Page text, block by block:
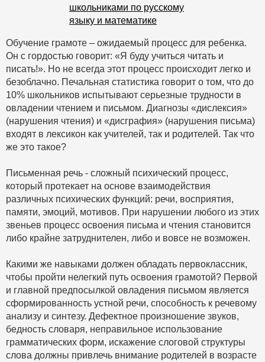
Обучение грамоте – ожидаемый процесс для ребенка.
Он с гордостью говорит: «Я буду учиться читать и
писать!». Но не всегда этот процесс происходит легко и
безоблачно. Печальная статистика говорит о том, что до
10% школьников испытывают серьезные трудности в
овладении чтением и письмом. Диагнозы «дислексия»
(нарушения чтения) и «дисграфия» (нарушения письма)
входят в лексикон как учителей, так и родителей. Так что
же это такое?
Письменная речь - сложный психический процесс,
который протекает на основе взаимодействия
различных психических функций: речи, восприятия,
памяти, эмоций, мотивов. При нарушении любого из этих
звеньев процесс освоения письма и чтения становится
либо крайне затруднителен, либо и вовсе не возможен.
Какими же навыками должен обладать первоклассник,
чтобы пройти нелегкий путь освоения грамотой? Первой
и главной предпосылкой овладения письмом является
сформированность устной речи, способность к речевому
анализу и синтезу. Дефектное произношение звуков,
бедность словаря, неправильное использование
грамматических форм, искажение слоговой структуры
слова должны привлечь внимание родителей в возрасте